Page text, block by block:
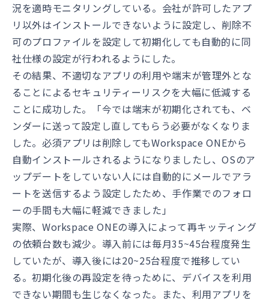
況を適時モニタリングしている。会社が許可したアプ
リ以外はインストールできないように設定し、削除不
可のプロファイルを設定して初期化しても自動的に同
社仕様の設定が行われるようにした。
その結果、不適切なアプリの利用や端末が管理外とな
ることによるセキュリティーリスクを大幅に低減する
ことに成功した。「今では端末が初期化されても、ベ
ンダーに送って設定し直してもらう必要がなくなりま
した。必須アプリは削除してもWorkspace ONEから
自動インストールされるようになりましたし、OSのア
ップデートをしていない人には自動的にメールでアラ
ートを送信するよう設定したため、手作業でのフォロ
ーの手間も大幅に軽減できました」
実際、Workspace ONEの導入によって再キッティング
の依頼台数も減少。導入前には毎月35~45台程度発生
していたが、導入後には20~25台程度で推移してい
る。初期化後の再設定を待っために、デバイスを利用
できない期間も生じなくなった。また、利用アプリを